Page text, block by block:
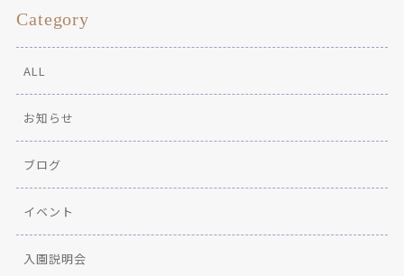
Category
ALL
お知らせ
ブログ
イベント
入園説明会